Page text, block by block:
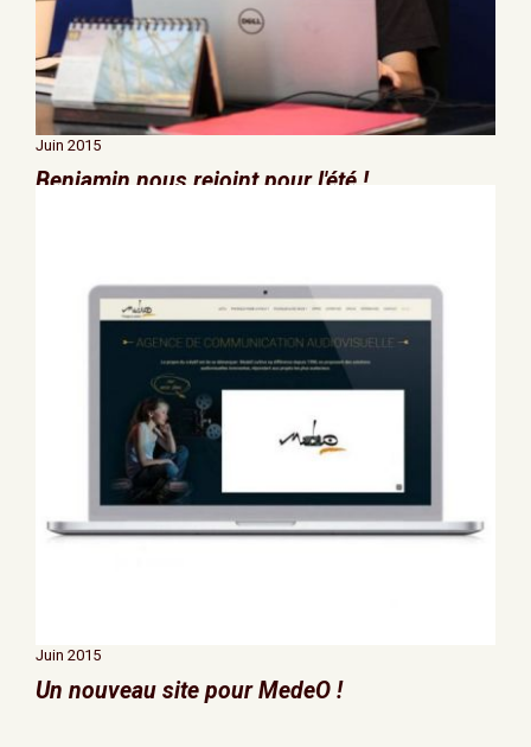
Juin 2015
Benjamin nous rejoint pour l'été !
Juin 2015
Un nouveau site pour MedeO !